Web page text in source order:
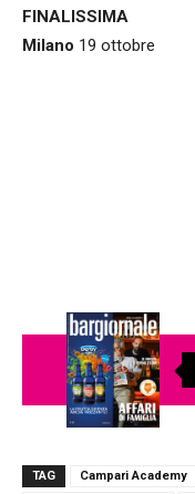
FINALISSIMA
Milano 19 ottobre
TAG Campari Academy